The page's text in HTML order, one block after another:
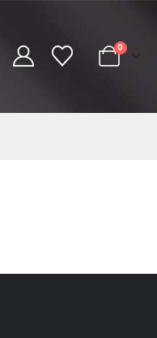
0